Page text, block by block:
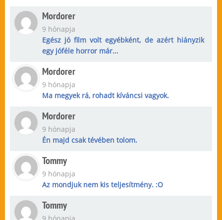
Mordorer
9 hónapja
Egész jó film volt egyébként, de azért hiányzik
egy jóféle horror már...
Mordorer
9 hónapja
Ma megyek rá, rohadt kíváncsi vagyok.
Mordorer
9 hónapja
Én majd csak tévében tolom.
Tommy
9 hónapja
Az mondjuk nem kis teljesítmény. :O
Tommy